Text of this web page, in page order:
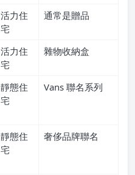
活力住
宅
通常是贈品
活力住
宅
雜物收納盒
靜態住
宅
Vans 聯名系列
靜態住
宅
奢侈品牌聯名